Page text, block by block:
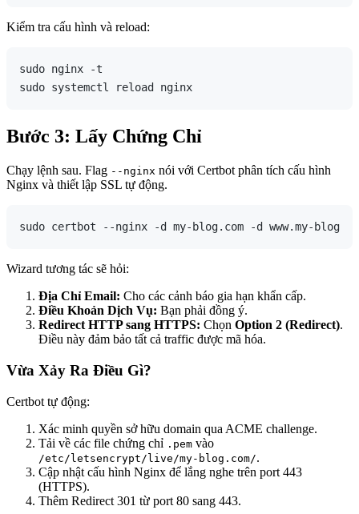
Kiểm tra cấu hình và reload:
sudo nginx -t
Bước 3: Lấy Chứng Chỉ
Chạy lệnh sau. Flag --nginx nói với Certbot phân tích cấu hình
Nginx và thiết lập SSL tự động.
Wizard tương tác sẽ hỏi:
Địa Chỉ Email: Cho các cảnh báo gia hạn khẩn cấp.
Điều Khoản Dịch Vụ: Bạn phải đồng ý.
Redirect HTTP sang HTTPS: Chọn Option 2 (Redirect).
Điều này đảm bảo tất cả traffic được mã hóa.
Vừa Xảy Ra Điều Gì?
Certbot tự động:
Xác minh quyền sở hữu domain qua ACME challenge.
Tải về các file chứng chỉ .pem vào
/etc/letsencrypt/live/my-blog.com/.
Cập nhật cấu hình Nginx để lắng nghe trên port 443
(HTTPS).
Thêm Redirect 301 từ port 80 sang 443.